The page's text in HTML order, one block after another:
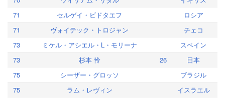
71
セルゲイ・ビドタエフ
ロシア
71
ヴォイテック・トロジャン
チェコ
73
ミケル・アシエル・L・モリーナ
スペイン
73
杉本 怜 26
日本
75
シーザー・グロッソ
ブラジル
75
ラム・レヴィン
イスラエル